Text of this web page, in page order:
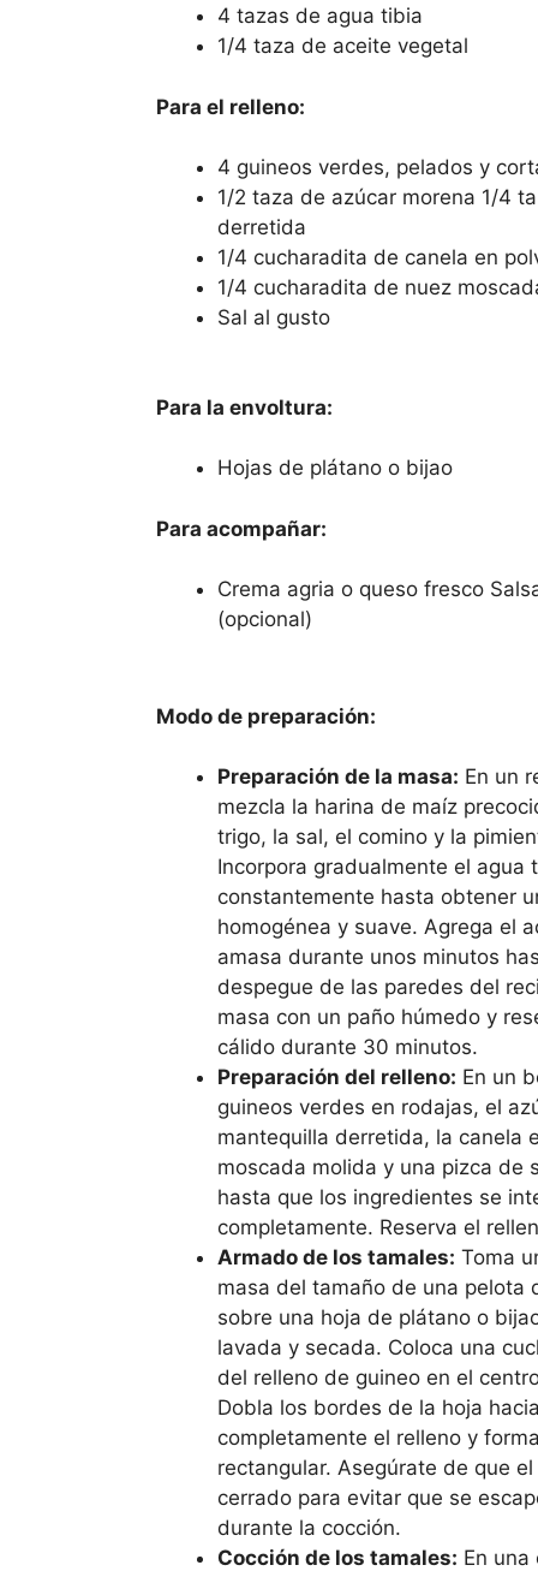
4 tazas de agua tibia
1/4 taza de aceite vegetal
Para el relleno:
4 guineos verdes, pelados y
1/2 taza de azúcar morena 1/4
derretida
1/4 cucharadita de canela en
1/4 cucharadita de nuez
Sal al gusto
Para la envoltura:
Hojas de plátano o bijao
Para acompañar:
Crema agria o queso fresco
(opcional)
Modo de preparación:
Preparación de la masa: En un
mezcla la harina de maíz
trigo, la sal, el comino y la
Incorpora gradualmente el agua
constantemente hasta obtener
homogénea y suave. Agrega el
amasa durante unos minutos
despegue de las paredes del
masa con un paño húmedo y
cálido durante 30 minutos.
Preparación del relleno: En un
guineos verdes en rodajas, el
mantequilla derretida, la canela
moscada molida y una pizca de
hasta que los ingredientes se
completamente. Reserva el
Armado de los tamales: Toma
masa del tamaño de una pelota
sobre una hoja de plátano o
lavada y secada. Coloca una
del relleno de guineo en el
Dobla los bordes de la hoja
completamente el relleno y
rectangular. Asegúrate de que
cerrado para evitar que se
durante la cocción.
Cocción de los tamales: En una